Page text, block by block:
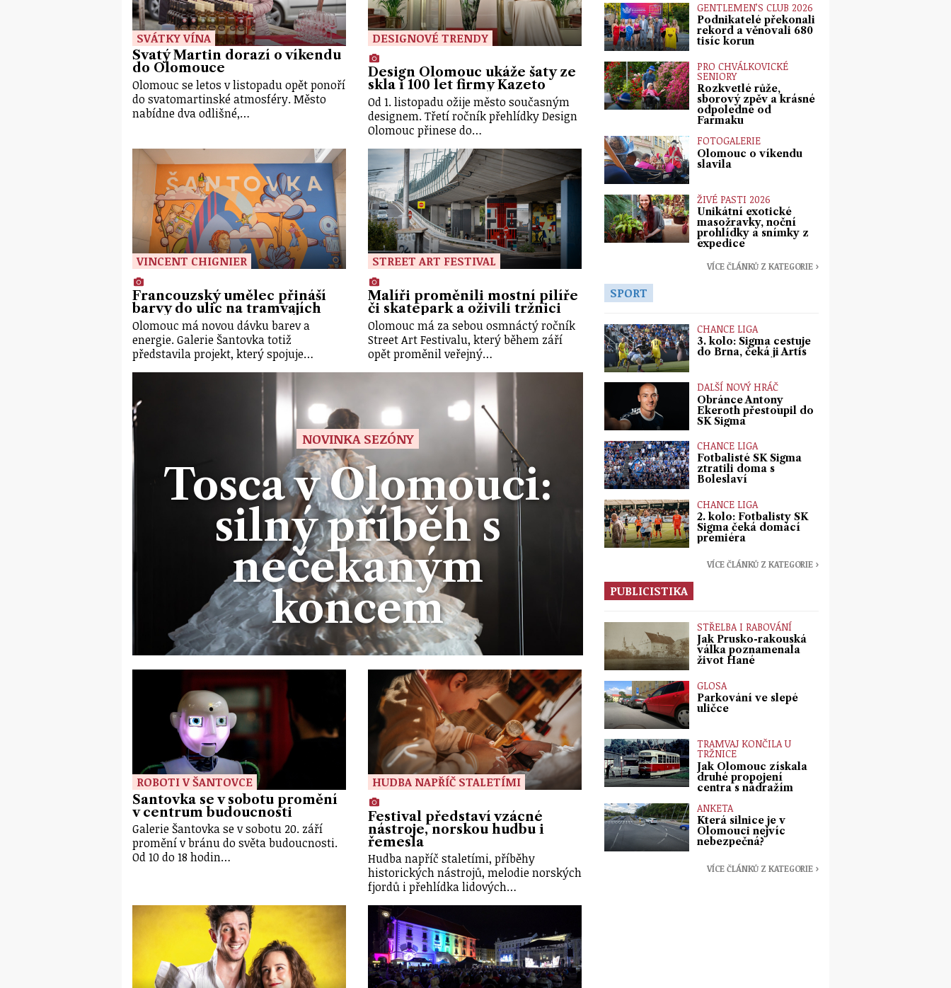
SVÁTKY VÍNA
Svatý Martin dorazí o víkendu
do Olomouce
Olomouc se letos v listopadu opět ponoří
do svatomartinské atmosféry. Město
nabídne dva odlišné,…
DESIGNOVÉ TRENDY
Design Olomouc ukáže šaty ze
skla i 100 let firmy Kazeto
Od 1. listopadu ožije město současným
designem. Třetí ročník přehlídky Design
Olomouc přinese do…
VINCENT CHIGNIER
Francouzský umělec přináší
barvy do ulic na tramvajích
Olomouc má novou dávku barev a
energie. Galerie Šantovka totiž
představila projekt, který spojuje…
STREET ART FESTIVAL
Malíři proměnili mostní pilíře
či skatepark a oživili tržnici
Olomouc má za sebou osmnáctý ročník
Street Art Festivalu, který během září
opět proměnil veřejný…
NOVINKA SEZÓNY
Tosca v Olomouci:
silný příběh s
nečekaným
koncem
ROBOTI V ŠANTOVCE
Šantovka se v sobotu promění
v centrum budoucnosti
Galerie Šantovka se v sobotu 20. září
promění v bránu do světa budoucnosti.
Od 10 do 18 hodin…
HUDBA NAPŘÍČ STALETÍMI
Festival představí vzácné
nástroje, norskou hudbu i
řemesla
Hudba napříč staletími, příběhy
historických nástrojů, melodie norských
fjordů i přehlídka lidových…
GENTLEMEN’S CLUB 2026
Podnikatelé překonali
rekord a věnovali 680
tisíc korun
PRO CHVÁLKOVICKÉ
SENIORY
Rozkvetlé růže,
sborový zpěv a krásné
odpoledne od
Farmaku
FOTOGALERIE
Olomouc o víkendu
slavila
ŽIVÉ PASTI 2026
Unikátní exotické
masožravky, noční
prohlídky a snímky z
expedice
VÍCE ČLÁNKŮ Z KATEGORIE ›
SPORT
CHANCE LIGA
3. kolo: Sigma cestuje
do Brna, čeká ji Artis
DALŠÍ NOVÝ HRÁČ
Obránce Antony
Ekeroth přestoupil do
SK Sigma
CHANCE LIGA
Fotbalisté SK Sigma
ztratili doma s
Boleslaví
CHANCE LIGA
2. kolo: Fotbalisty SK
Sigma čeká domácí
premiéra
VÍCE ČLÁNKŮ Z KATEGORIE ›
PUBLICISTIKA
STŘELBA I RABOVÁNÍ
Jak Prusko-rakouská
válka poznamenala
život Hané
GLOSA
Parkování ve slepé
uličce
TRAMVAJ KONČILA U
TRŽNICE
Jak Olomouc získala
druhé propojení
centra s nádražím
ANKETA
Která silnice je v
Olomouci nejvíc
nebezpečná?
VÍCE ČLÁNKŮ Z KATEGORIE ›